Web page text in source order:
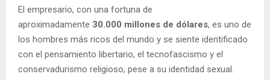
El empresario, con una fortuna de
aproximadamente 30.000 millones de dólares, es uno de
los hombres más ricos del mundo y se siente identificado
con el pensamiento libertario, el tecnofascismo y el
conservadurismo religioso, pese a su identidad sexual.